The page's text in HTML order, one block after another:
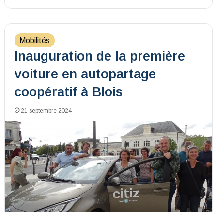
Mobilités
Inauguration de la première
voiture en autopartage
coopératif à Blois
21 septembre 2024